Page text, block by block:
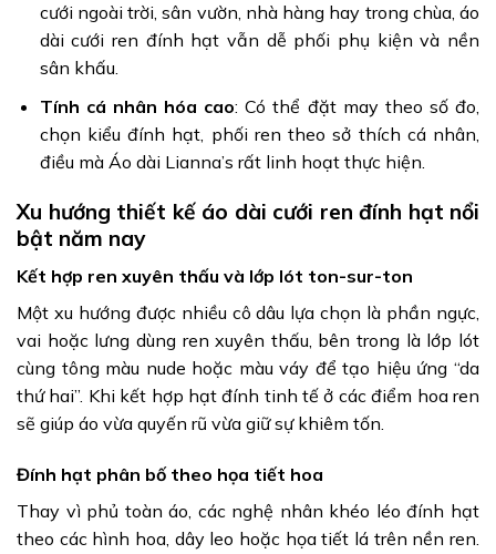
cưới ngoài trời, sân vườn, nhà hàng hay trong chùa, áo
dài cưới ren đính hạt vẫn dễ phối phụ kiện và nền
sân khấu.
Tính cá nhân hóa cao: Có thể đặt may theo số đo,
chọn kiểu đính hạt, phối ren theo sở thích cá nhân,
điều mà Áo dài Lianna’s rất linh hoạt thực hiện.
Xu hướng thiết kế áo dài cưới ren đính hạt nổi
bật năm nay
Kết hợp ren xuyên thấu và lớp lót ton-sur-ton
Một xu hướng được nhiều cô dâu lựa chọn là phần ngực,
vai hoặc lưng dùng ren xuyên thấu, bên trong là lớp lót
cùng tông màu nude hoặc màu váy để tạo hiệu ứng “da
thứ hai”. Khi kết hợp hạt đính tinh tế ở các điểm hoa ren
sẽ giúp áo vừa quyến rũ vừa giữ sự khiêm tốn.
Đính hạt phân bố theo họa tiết hoa
Thay vì phủ toàn áo, các nghệ nhân khéo léo đính hạt
theo các hình hoa, dây leo hoặc họa tiết lá trên nền ren.